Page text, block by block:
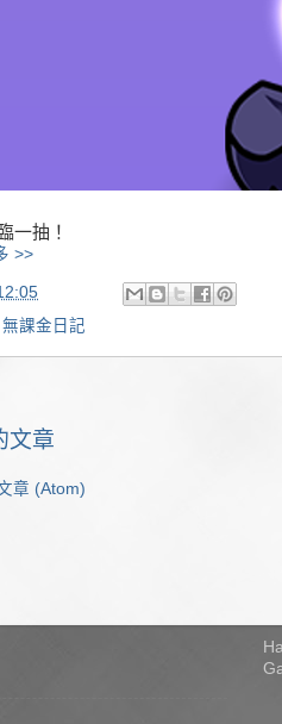
一抽！
>>
無課金日記
文章
章 (Atom)